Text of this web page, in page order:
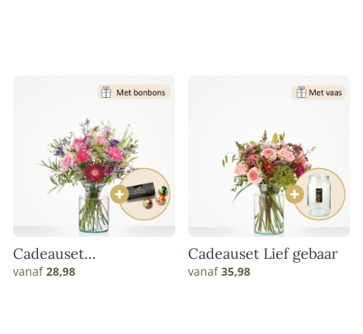
Cadeauset
Hartverwarmend
vanaf28,98
Cadeauset Lief gebaar
vanaf35,98